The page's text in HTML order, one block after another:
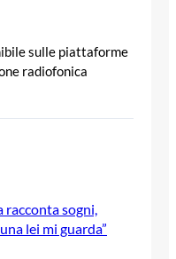
sulle piattaforme
radiofonica
racconta sogni,
lei mi guarda”